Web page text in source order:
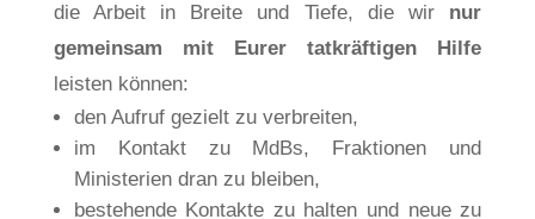
die Arbeit in Breite und Tiefe, die wir nur
gemeinsam mit Eurer tatkräftigen Hilfe
leisten können:
den Aufruf gezielt zu verbreiten,
im Kontakt zu MdBs, Fraktionen und
Ministerien dran zu bleiben,
bestehende Kontakte zu halten und neue zu